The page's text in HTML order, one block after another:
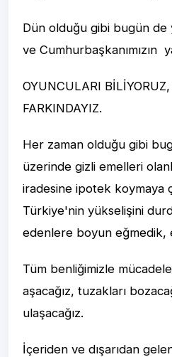
Dün olduğu gibi bugün de
ve Cumhurbaşkanımızın
OYUNCULARI
FARKINDAYIZ.
Her zaman olduğu gibi
üzerinde gizli emelleri
iradesine ipotek koymaya
Türkiye'nin yükselişini
edenlere boyun eğmedik,
Tüm benliğimizle
aşacağız, tuzakları
ulaşacağız.
İçeriden ve dışarıdan